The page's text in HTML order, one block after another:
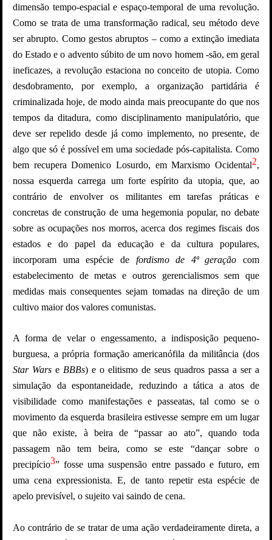
dimensão tempo-espacial e espaço-temporal de uma revolução.
Como se trata de uma transformação radical, seu método deve
ser abrupto. Como gestos abruptos – como a extinção imediata
do Estado e o advento súbito de um novo homem -são, em geral
ineficazes, a revolução estaciona no conceito de utopia. Como
desdobramento, por exemplo, a organização partidária é
criminalizada hoje, de modo ainda mais preocupante do que nos
tempos da ditadura, como disciplinamento manipulatório, que
deve ser repelido desde já como implemento, no presente, de
algo que só é possível em uma sociedade pós-capitalista. Como
bem recupera Domenico Losurdo, em Marxismo Ocidental2,
nossa esquerda carrega um forte espírito da utopia, que, ao
contrário de envolver os militantes em tarefas práticas e
concretas de construção de uma hegemonia popular, no debate
sobre as ocupações nos morros, acerca dos regimes fiscais dos
estados e do papel da educação e da cultura populares,
incorporam uma espécie de fordismo de 4ª geração com
estabelecimento de metas e outros gerencialismos sem que
medidas mais consequentes sejam tomadas na direção de um
cultivo maior dos valores comunistas.
A forma de velar o engessamento, a indisposição pequeno-
burguesa, a própria formação americanófila da militância (dos
Star Wars e BBBs) e o elitismo de seus quadros passa a ser a
simulação da espontaneidade, reduzindo a tática a atos de
visibilidade como manifestações e passeatas, tal como se o
movimento da esquerda brasileira estivesse sempre em um lugar
que não existe, à beira de “passar ao ato”, quando toda
passagem não tem beira, como se este “dançar sobre o
precipício3” fosse uma suspensão entre passado e futuro, em
uma cena expressionista. E, de tanto repetir esta espécie de
apelo previsível, o sujeito vai saindo de cena.
Ao contrário de se tratar de uma ação verdadeiramente direta, a